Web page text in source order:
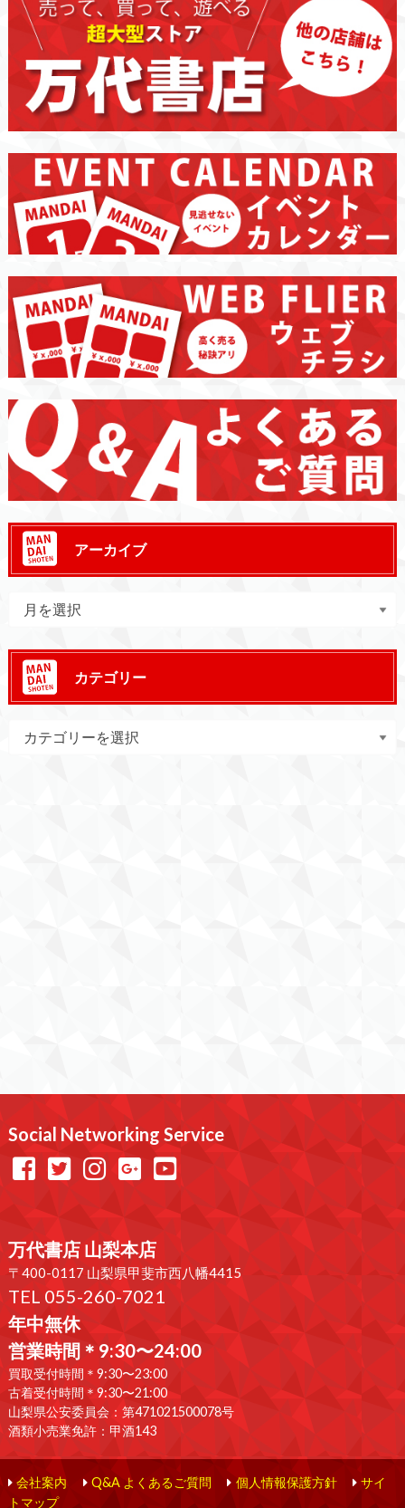
アーカイブ
カテゴリー
Social Networking Service
万代書店 山梨本店
〒400-0117 山梨県甲斐市西八幡4415
TEL 055-260-7021
年中無休
営業時間＊9:30〜24:00
買取受付時間＊9:30〜23:00
古着受付時間＊9:30〜21:00
山梨県公安委員会：第471021500078号
酒類小売業免許：甲酒143
会社案内 Q&A よくあるご質問 個人情報保護方針
サイ
トマップ